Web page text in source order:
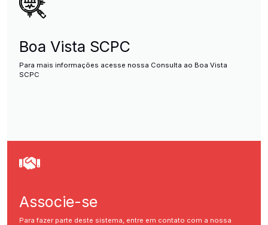
Boa Vista SCPC
Para mais informações acesse nossa Consulta ao Boa Vista
SCPC
Associe-se
Para fazer parte deste sistema, entre em contato com a nossa